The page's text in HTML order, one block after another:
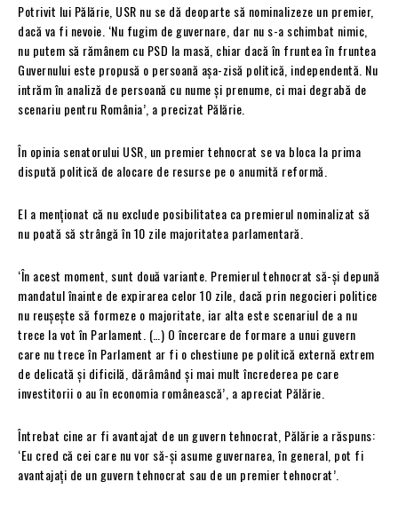
Potrivit lui Pălărie, USR nu se dă deoparte să nominalizeze un premier,
dacă va fi nevoie. ‘Nu fugim de guvernare, dar nu s-a schimbat nimic,
nu putem să rămânem cu PSD la masă, chiar dacă în fruntea în fruntea
Guvernului este propusă o persoană așa-zisă politică, independentă. Nu
intrăm în analiză de persoană cu nume și prenume, ci mai degrabă de
scenariu pentru România’, a precizat Pălărie.
În opinia senatorului USR, un premier tehnocrat se va bloca la prima
dispută politică de alocare de resurse pe o anumită reformă.
El a menționat că nu exclude posibilitatea ca premierul nominalizat să
nu poată să strângă în 10 zile majoritatea parlamentară.
‘În acest moment, sunt două variante. Premierul tehnocrat să-și depună
mandatul înainte de expirarea celor 10 zile, dacă prin negocieri politice
nu reușește să formeze o majoritate, iar alta este scenariul de a nu
trece la vot în Parlament. (…) O încercare de formare a unui guvern
care nu trece în Parlament ar fi o chestiune pe politică externă extrem
de delicată și dificilă, dărâmând și mai mult încrederea pe care
investitorii o au în economia românească’, a apreciat Pălărie.
Întrebat cine ar fi avantajat de un guvern tehnocrat, Pălărie a răspuns:
‘Eu cred că cei care nu vor să-și asume guvernarea, în general, pot fi
avantajați de un guvern tehnocrat sau de un premier tehnocrat’.